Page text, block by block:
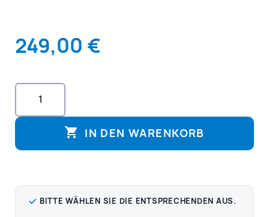
249,00 €
 IN DEN WARENKORB
BITTE WÄHLEN SIE DIE ENTSPRECHENDEN AUS.